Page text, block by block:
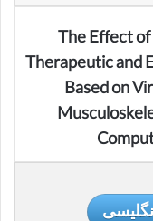
The Effect
Therapeutic and
Based on